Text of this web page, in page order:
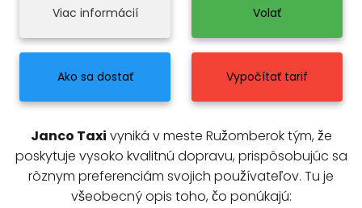
Viac informácií Volať
Ako sa dostať Vypočítať tarif
Janco Taxi vyniká v meste Ružomberok tým, že
poskytuje vysoko kvalitnú dopravu, prispôsobujúc sa
rôznym preferenciám svojich používateľov. Tu je
všeobecný opis toho, čo ponúkajú: